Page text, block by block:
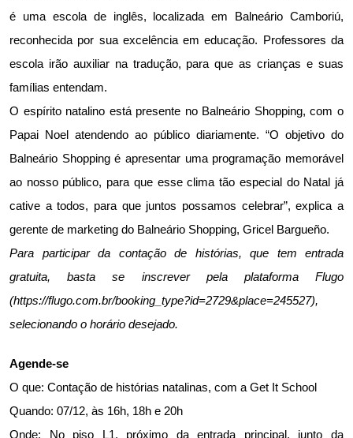
é uma escola de inglês, localizada em Balneário Camboriú,
reconhecida por sua excelência em educação. Professores da
escola irão auxiliar na tradução, para que as crianças e suas
famílias entendam.
O espírito natalino está presente no Balneário Shopping, com o
Papai Noel atendendo ao público diariamente. “O objetivo do
Balneário Shopping é apresentar uma programação memorável
ao nosso público, para que esse clima tão especial do Natal já
cative a todos, para que juntos possamos celebrar”, explica a
gerente de marketing do Balneário Shopping, Gricel Bargueño.
Para participar da contação de histórias, que tem entrada
gratuita, basta se inscrever pela plataforma Flugo
(https://flugo.com.br/booking_type?id=2729&place=245527),
selecionando o horário desejado.
Agende-se
O que: Contação de histórias natalinas, com a Get It School
Quando: 07/12, às 16h, 18h e 20h
Onde: No piso L1, próximo da entrada principal, junto da